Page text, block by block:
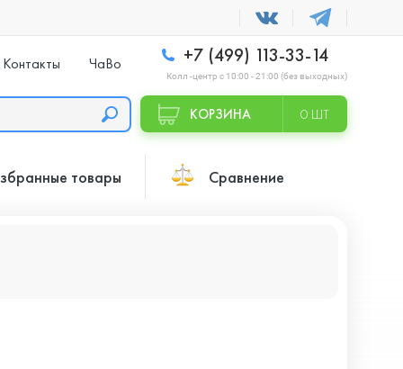
Контакты ЧаВо +7 (499) 113-33-14
Колл -центр с 10:00 - 21:00 (без выходных)
КОРЗИНА 0 ШТ
товары Сравнение